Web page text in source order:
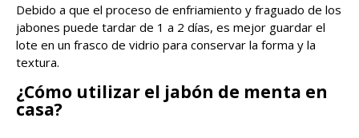
Debido a que el proceso de enfriamiento y fraguado de los
jabones puede tardar de 1 a 2 días, es mejor guardar el
lote en un frasco de vidrio para conservar la forma y la
textura.
¿Cómo utilizar el jabón de menta en
casa?